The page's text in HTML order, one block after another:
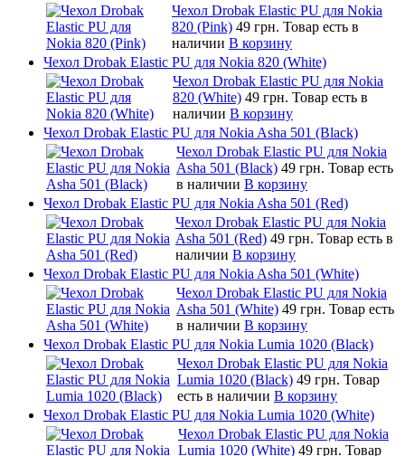
Чехол Drobak Elastic PU для Nokia
820 (Pink) 49 грн. Товар есть в
наличии В корзину
Чехол Drobak Elastic PU для Nokia 820 (White)
Чехол Drobak Elastic PU для Nokia
820 (White) 49 грн. Товар есть в
наличии В корзину
Чехол Drobak Elastic PU для Nokia Asha 501 (Black)
Чехол Drobak Elastic PU для Nokia
Asha 501 (Black) 49 грн. Товар есть
в наличии В корзину
Чехол Drobak Elastic PU для Nokia Asha 501 (Red)
Чехол Drobak Elastic PU для Nokia
Asha 501 (Red) 49 грн. Товар есть в
наличии В корзину
Чехол Drobak Elastic PU для Nokia Asha 501 (White)
Чехол Drobak Elastic PU для Nokia
Asha 501 (White) 49 грн. Товар есть
в наличии В корзину
Чехол Drobak Elastic PU для Nokia Lumia 1020 (Black)
Чехол Drobak Elastic PU для Nokia
Lumia 1020 (Black) 49 грн. Товар
есть в наличии В корзину
Чехол Drobak Elastic PU для Nokia Lumia 1020 (White)
Чехол Drobak Elastic PU для Nokia
Lumia 1020 (White) 49 грн. Товар